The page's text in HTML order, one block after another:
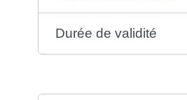
Durée de validité